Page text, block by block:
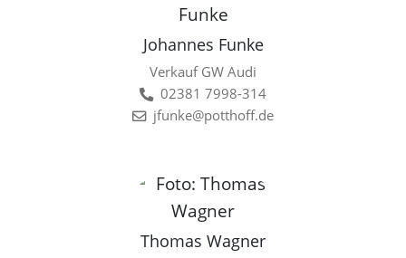
Johannes Funke
Verkauf GW Audi
02381 7998-314
jfunke@potthoff.de
Thomas Wagner